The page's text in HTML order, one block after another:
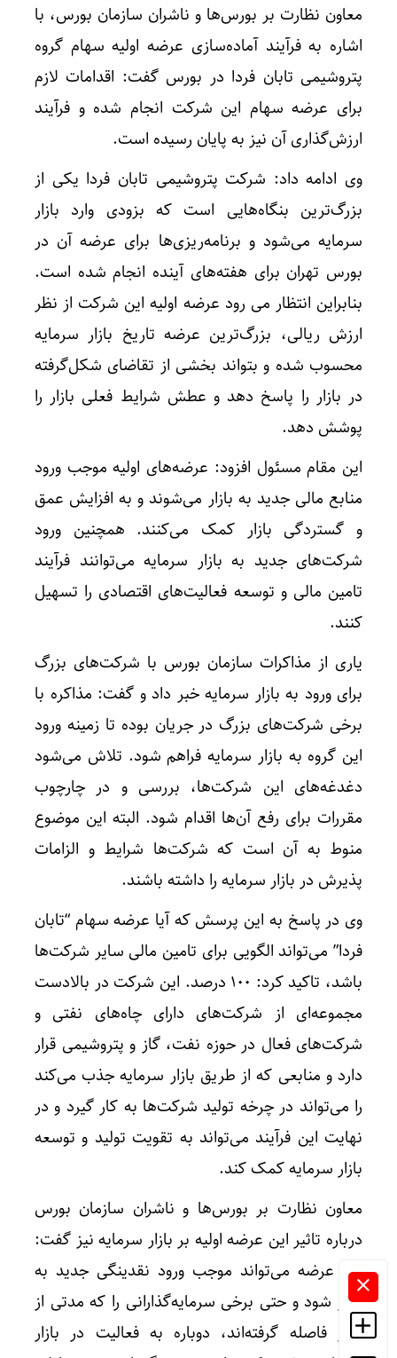
معاون نظارت بر بورس‌ها و ناشران سازمان بورس، با
اشاره به فرآیند آماده‌سازی عرضه اولیه سهام گروه
پتروشیمی تابان فردا در بورس گفت: اقدامات لازم
برای عرضه سهام این شرکت انجام شده و فرآیند
ارزش‌گذاری آن نیز به پایان رسیده است.
وی ادامه داد: شرکت پتروشیمی تابان فردا یکی از
بزرگ‌ترین بنگاه‌هایی است که بزودی وارد بازار
سرمایه می‌شود و برنامه‌ریزی‌ها برای عرضه آن در
بورس تهران برای هفته‌های آینده انجام شده است.
بنابراین انتظار می رود عرضه اولیه این شرکت از نظر
ارزش ریالی، بزرگ‌ترین عرضه تاریخ بازار سرمایه
محسوب شده و بتواند بخشی از تقاضای شکل‌گرفته
در بازار را پاسخ دهد و عطش شرایط فعلی بازار را
پوشش دهد.
این مقام مسئول افزود: عرضه‌های اولیه موجب ورود
منابع مالی جدید به بازار می‌شوند و به افزایش عمق
و گستردگی بازار کمک می‌کنند. همچنین ورود
شرکت‌های جدید به بازار سرمایه می‌توانند فرآیند
تامین مالی و توسعه فعالیت‌های اقتصادی را تسهیل
کنند.
یاری از مذاکرات سازمان بورس با شرکت‌های بزرگ
برای ورود به بازار سرمایه خبر داد و گفت: مذاکره با
برخی شرکت‌های بزرگ در جریان بوده تا زمینه ورود
این گروه به بازار سرمایه فراهم شود. تلاش می‌شود
دغدغه‌های این شرکت‌ها، بررسی و در چارچوب
مقررات برای رفع آن‌ها اقدام شود. البته این موضوع
منوط به آن است که شرکت‌ها شرایط و الزامات
پذیرش در بازار سرمایه را داشته باشند.
وی در پاسخ به این پرسش که آیا عرضه سهام “تابان
فردا” می‌تواند الگویی برای تامین مالی سایر شرکت‌ها
باشد، تاکید کرد: 100 درصد. این شرکت در بالادست
مجموعه‌ای از شرکت‌های دارای چاه‌های نفتی و
شرکت‌های فعال در حوزه نفت، گاز و پتروشیمی قرار
دارد و منابعی که از طریق بازار سرمایه جذب می‌کند
را می‌تواند در چرخه تولید شرکت‌ها به کار گیرد و در
نهایت این فرآیند می‌تواند به تقویت تولید و توسعه
بازار سرمایه کمک کند.
معاون نظارت بر بورس‌ها و ناشران سازمان بورس
درباره تاثیر این عرضه اولیه بر بازار سرمایه نیز گفت:
این عرضه می‌تواند موجب ورود نقدینگی جدید به
بازار شود و حتی برخی سرمایه‌گذارانی را که مدتی از
بازار فاصله گرفته‌اند، دوباره به فعالیت در بازار